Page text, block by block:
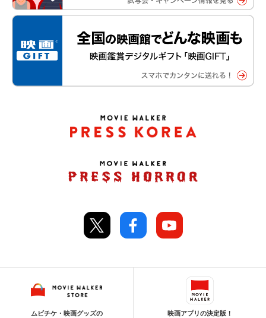
ムビチケ・映画グッズの
映画アプリの決定版！